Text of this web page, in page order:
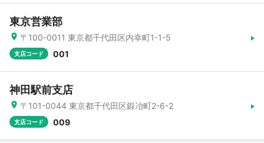
東京営業部
〒100-0011 東京都千代田区内幸町1-1-5
支店コード 001
神田駅前支店
〒101-0044 東京都千代田区鍛冶町2-6-2
支店コード 009